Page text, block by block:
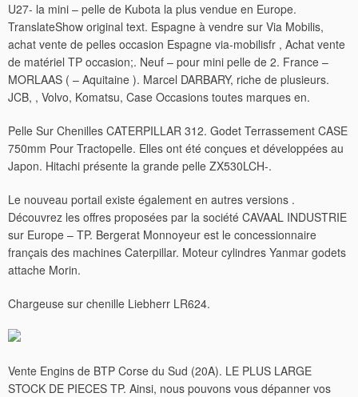
U27- la mini – pelle de Kubota la plus vendue en Europe.
TranslateShow original text. Espagne à vendre sur Via Mobilis,
achat vente de pelles occasion Espagne via-mobilisfr , Achat vente
de matériel TP occasion;. Neuf – pour mini pelle de 2. France –
MORLAAS ( – Aquitaine ). Marcel DARBARY, riche de plusieurs.
JCB, , Volvo, Komatsu, Case Occasions toutes marques en.
Pelle Sur Chenilles CATERPILLAR 312. Godet Terrassement CASE
750mm Pour Tractopelle. Elles ont été conçues et développées au
Japon. Hitachi présente la grande pelle ZX530LCH-.
Le nouveau portail existe également en autres versions .
Découvrez les offres proposées par la société CAVAAL INDUSTRIE
sur Europe – TP. Bergerat Monnoyeur est le concessionnaire
français des machines Caterpillar. Moteur cylindres Yanmar godets
attache Morin.
Chargeuse sur chenille Liebherr LR624.
Vente Engins de BTP Corse du Sud (20A). LE PLUS LARGE
STOCK DE PIECES TP. Ainsi, nous pouvons vous dépanner vos